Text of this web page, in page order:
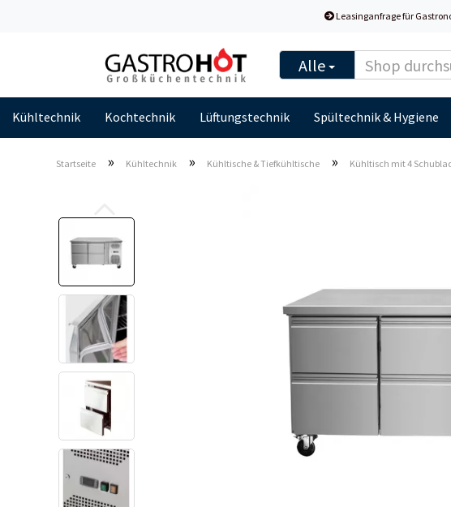
Leasinganfrage für
Alle
Kühltechnik Kochtechnik Lüftungstechnik Spültechnik & Hygiene
Startseite » Kühltechnik » Kühltische & Tiefkühltische » Kühltisch mit 4